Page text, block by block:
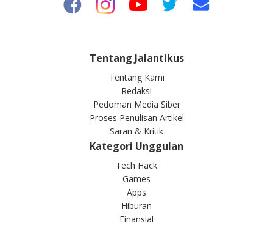
Tentang Jalantikus
Tentang Kami
Redaksi
Pedoman Media Siber
Proses Penulisan Artikel
Saran & Kritik
Kategori Unggulan
Tech Hack
Games
Apps
Hiburan
Finansial